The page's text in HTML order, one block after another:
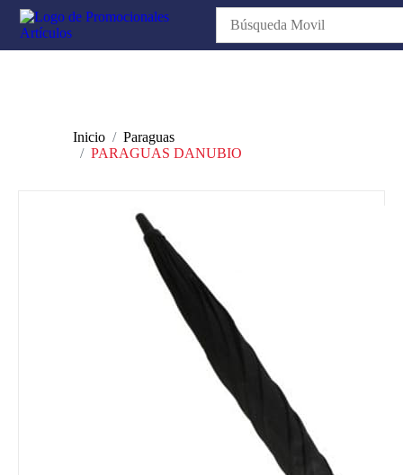
Inicio
Paraguas
PARAGUAS DANUBIO